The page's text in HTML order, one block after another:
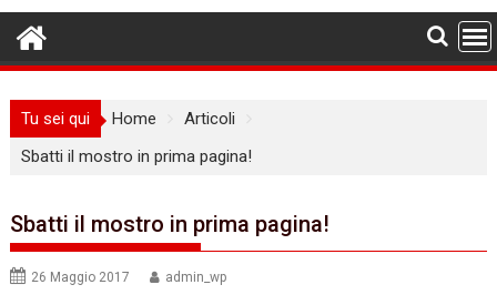
Tu sei qui Home
Articoli
Sbatti il mostro in prima pagina!
Sbatti il mostro in prima pagina!
26 Maggio 2017 admin_wp